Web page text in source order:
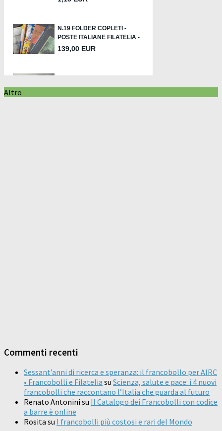
Altro
Commenti recenti
Sessant’anni di ricerca e speranza: il francobollo per AIRC
• Francobolli e Filatelia su Scienza, salute e pace: i 4 nuovi
francobolli che raccontano l’Italia che guarda al futuro
Renato Antonini su Il Catalogo dei Francobolli con codice
a barre è online
Rosita su I francobolli più costosi e rari del Mondo